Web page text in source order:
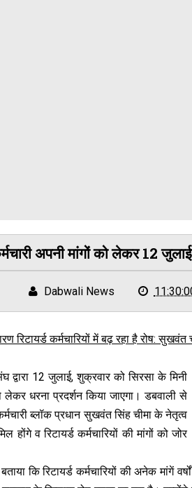
अपनी मांगों को लेकर 12
Dabwali News
रिटायर्ड कर्मचारियों में बढ़ रहा है रोष: सुखवंत
द्वारा 12 जुलाई, शुक्रवार को सिरसा के मिनी
धरना प्रदर्शन किया जाएगा। डबवाली से
ब्लॉक प्रधान सुखवंत सिंह चीमा के नेतृत्व
होंगे व रिटायर्ड कर्मचारियों की मांगों को जोर
कि रिटायर्ड कर्मचारियों की अनेक मांगें